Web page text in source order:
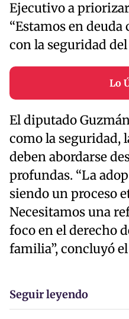
Ejecutivo a
“Estamos en
con la seguridad
Lo
El diputado
como la seguridad,
deben abordarse
profundas. “La
siendo un proceso
Necesitamos una
foco en el derecho
familia”, concluyó
Seguir leyendo